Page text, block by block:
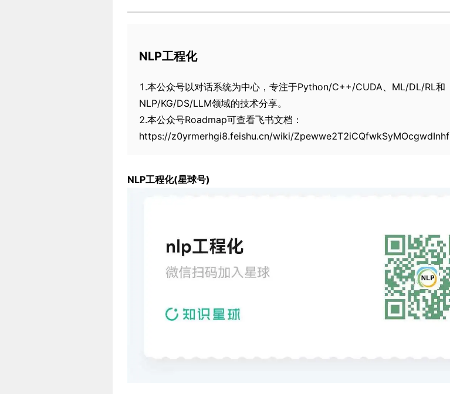
NLP工程化
1.本公众号以对话系统为中心，专注于Python/C++/CUDA、ML/DL/RL和
NLP/KG/DS/LLM领域的技术分享。
2.本公众号Roadmap可查看飞书文档：
https://z0yrmerhgi8.feishu.cn/wiki/Zpewwe2T2iCQfwkSyMOcgwdInhf
NLP工程化(星球号)